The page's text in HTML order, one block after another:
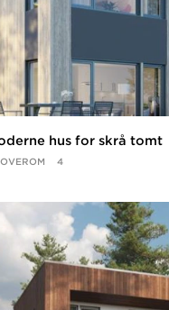
hus for skrå tomt
4